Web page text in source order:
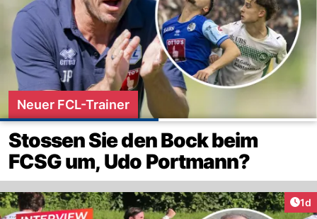
Neuer FCL-Trainer
Stossen Sie den Bock beim
FCSG um, Udo Portmann?
1d